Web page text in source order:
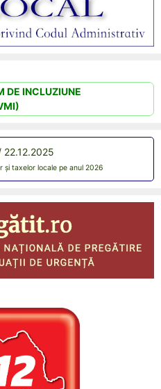
DE INCLUZIUNE
22.12.2025
și taxelor locale pe anul 2026